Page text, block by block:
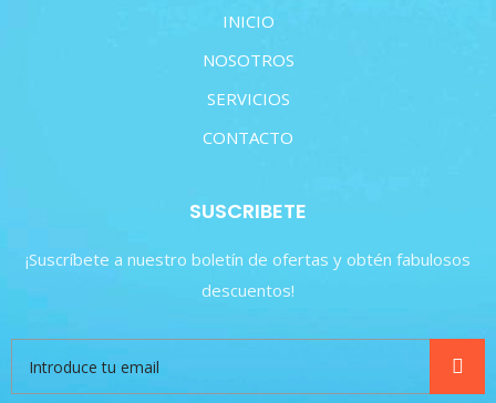
INICIO
NOSOTROS
SERVICIOS
CONTACTO
SUSCRIBETE
¡Suscríbete a nuestro boletín de ofertas y obtén fabulosos
descuentos!